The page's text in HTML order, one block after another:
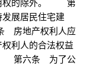
展居民住宅建
房地产权利人应
利人的合法权益
第六条 为了公